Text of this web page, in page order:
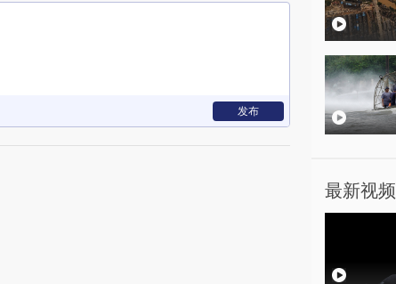
发布
最新视频